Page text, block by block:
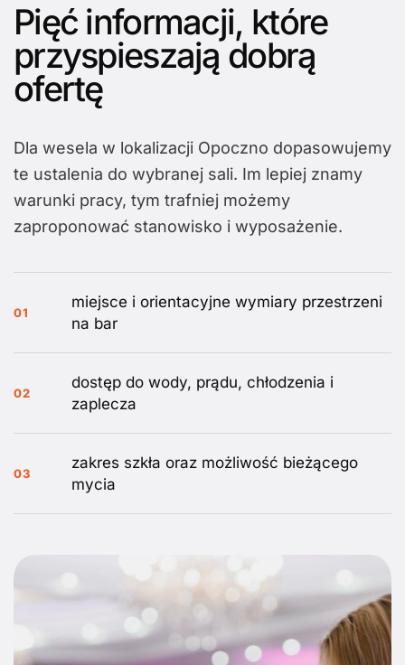
Pięć informacji, które
przyspieszają dobrą
ofertę
Dla wesela w lokalizacji Opoczno dopasowujemy
te ustalenia do wybranej sali. Im lepiej znamy
warunki pracy, tym trafniej możemy
zaproponować stanowisko i wyposażenie.
01
miejsce i orientacyjne wymiary przestrzeni
na bar
02
dostęp do wody, prądu, chłodzenia i
zaplecza
03
zakres szkła oraz możliwość bieżącego
mycia